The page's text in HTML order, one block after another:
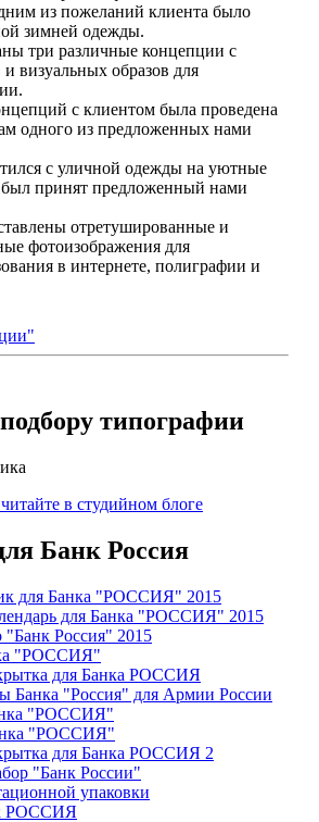
из пожеланий клиента было
зимней одежды.
три различные концепции с
визуальных образов для
с клиентом была проведена
одного из предложенных нами
с уличной одежды на уютные
принят предложенный нами
отретушированные и
фотоизображения для
в интернете, полиграфии и
типографии
в студийном блоге
Банк Россия
для Банка "РОССИЯ" 2015
для Банка "РОССИЯ" 2015
"Банк Россия" 2015
"РОССИЯ"
для Банка РОССИЯ
Банка "Россия" для Армии России
"РОССИЯ"
"РОССИЯ"
для Банка РОССИЯ 2
"Банк России"
упаковки
РОССИЯ